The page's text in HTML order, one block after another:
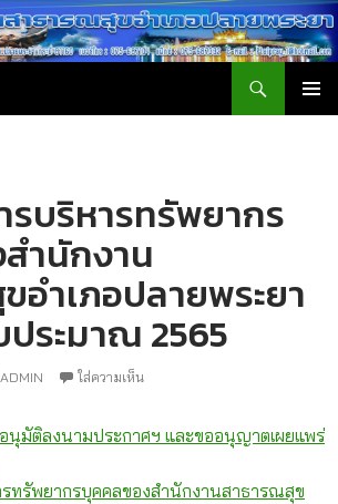
รบริหารทรัพยากร
ำนักงาน
อำเภอปลายพระยา
ประมาณ 2565
ADMIN ใส่ความเห็น
มัติลงนามประกาศฯ และขออนุญาตเผยแพร่
ทรัพยากรบุคคลของสำนักงานสาธารณสุข